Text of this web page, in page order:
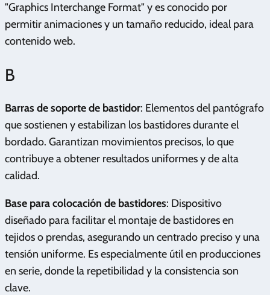
"Graphics Interchange Format" y es conocido por
permitir animaciones y un tamaño reducido, ideal para
contenido web.
B
Barras de soporte de bastidor: Elementos del pantógrafo
que sostienen y estabilizan los bastidores durante el
bordado. Garantizan movimientos precisos, lo que
contribuye a obtener resultados uniformes y de alta
calidad.
Base para colocación de bastidores: Dispositivo
diseñado para facilitar el montaje de bastidores en
tejidos o prendas, asegurando un centrado preciso y una
tensión uniforme. Es especialmente útil en producciones
en serie, donde la repetibilidad y la consistencia son
clave.